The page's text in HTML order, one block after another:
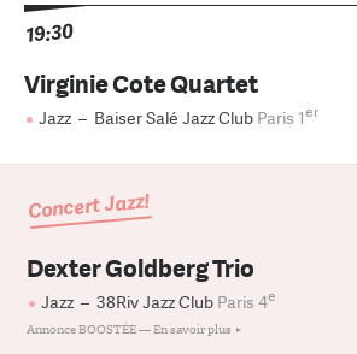
19:30
Virginie Cote Quartet
Jazz – Baiser Salé Jazz Club Paris 1er
Concert Jazz!
Dexter Goldberg Trio
Jazz – 38Riv Jazz Club Paris 4e
Annonce BOOSTÉE —En savoir plus